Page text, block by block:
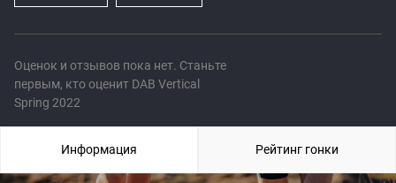
Оценок и отзывов пока нет. Станьте
первым, кто оценит DAB Vertical
Spring 2022
Информация Рейтинг гонки